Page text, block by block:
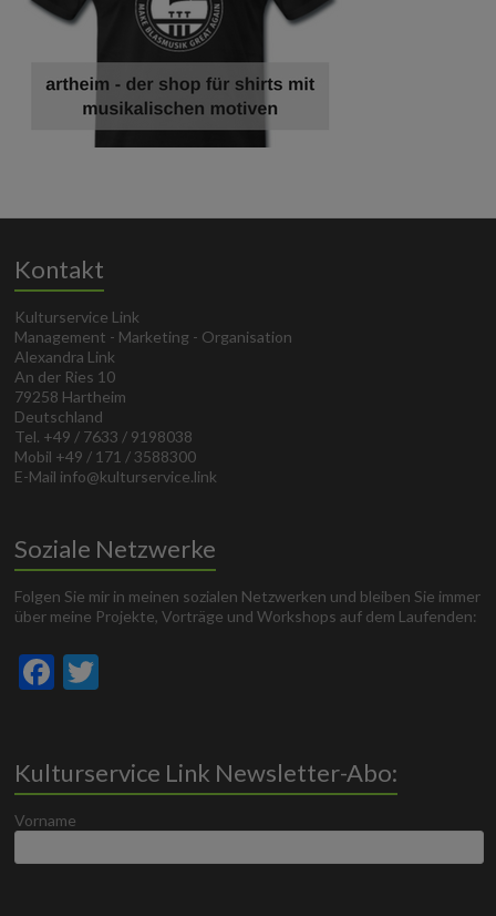
Kontakt
Kulturservice Link
Management - Marketing - Organisation
Alexandra Link
An der Ries 10
79258 Hartheim
Deutschland
Tel. +49 / 7633 / 9198038
Mobil +49 / 171 / 3588300
E-Mail info@kulturservice.link
Soziale Netzwerke
Folgen Sie mir in meinen sozialen Netzwerken und bleiben Sie immer
über meine Projekte, Vorträge und Workshops auf dem Laufenden:
F
b
o
er
Kulturservice Link Newsletter-Abo:
Vorname